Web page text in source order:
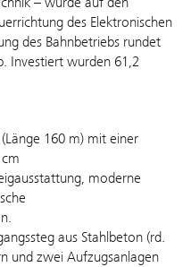
des Elektronischen
des Bahnbetriebs rundet
Investiert wurden 61,2
160 m) mit einer
moderne
aus Stahlbeton (rd.
und zwei Aufzugsanlagen